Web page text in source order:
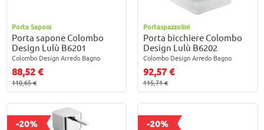
Porta Saponi
Porta sapone Colombo
Design Lulù B6201
Colombo Design Arredo Bagno
88,52 €
110,65 €
Portaspazzolini
Porta bicchiere Colombo
Design Lulù B6202
Colombo Design Arredo Bagno
92,57 €
115,71 €
-20% -20%